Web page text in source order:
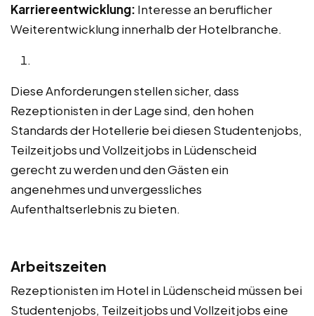
Karriereentwicklung: Interesse an beruflicher
Weiterentwicklung innerhalb der Hotelbranche.
Diese Anforderungen stellen sicher, dass
Rezeptionisten in der Lage sind, den hohen
Standards der Hotellerie bei diesen Studentenjobs,
Teilzeitjobs und Vollzeitjobs in Lüdenscheid
gerecht zu werden und den Gästen ein
angenehmes und unvergessliches
Aufenthaltserlebnis zu bieten.
Arbeitszeiten
Rezeptionisten im Hotel in Lüdenscheid müssen bei
Studentenjobs, Teilzeitjobs und Vollzeitjobs eine